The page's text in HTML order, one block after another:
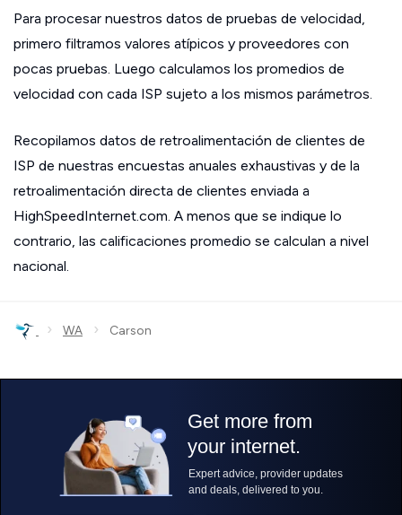
Para procesar nuestros datos de pruebas de velocidad,
primero filtramos valores atípicos y proveedores con
pocas pruebas. Luego calculamos los promedios de
velocidad con cada ISP sujeto a los mismos parámetros.
Recopilamos datos de retroalimentación de clientes de
ISP de nuestras encuestas anuales exhaustivas y de la
retroalimentación directa de clientes enviada a
HighSpeedInternet.com. A menos que se indique lo
contrario, las calificaciones promedio se calculan a nivel
nacional.
› WA › Carson